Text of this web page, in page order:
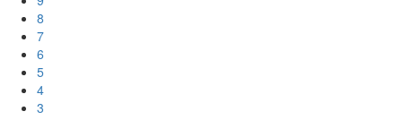
8
7
6
5
4
3